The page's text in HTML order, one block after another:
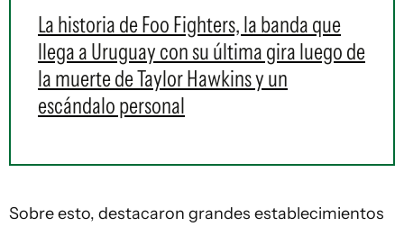
La historia de Foo Fighters, la banda que
llega a Uruguay con su última gira luego de
la muerte de Taylor Hawkins y un
escándalo personal
Sobre esto, destacaron grandes establecimientos